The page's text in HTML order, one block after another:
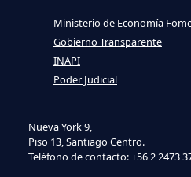
Nueva York 9,
Piso 13, Santiago Centro.
Teléfono de contacto: +56 2 2473
Ministerio de Economía
Gobierno Transparente
INAPI
Poder Judicial